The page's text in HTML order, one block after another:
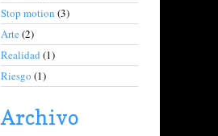
Stop motion (3)
Arte(2)
Realidad (1)
Riesgo (1)
Archivo